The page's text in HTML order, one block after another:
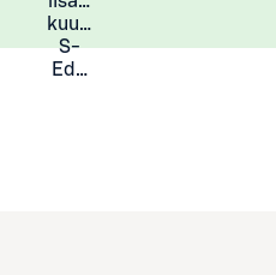
kuukauden
S-
Eduista